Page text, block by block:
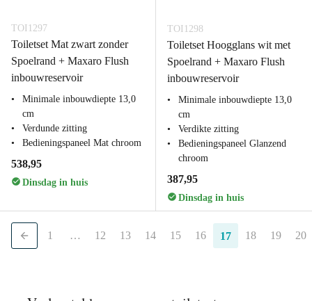
TOI1297
Toiletset Mat zwart zonder
Spoelrand + Maxaro Flush
inbouwreservoir
Minimale inbouwdiepte 13,0
cm
Verdunde zitting
Bedieningspaneel Mat chroom
538,95
Dinsdag in huis
TOI1298
Toiletset Hoogglans wit met
Spoelrand + Maxaro Flush
inbouwreservoir
Minimale inbouwdiepte 13,0
cm
Verdikte zitting
Bedieningspaneel Glanzend
chroom
387,95
Dinsdag in huis
1 … 12 13 14 15 16 17 18 19 20